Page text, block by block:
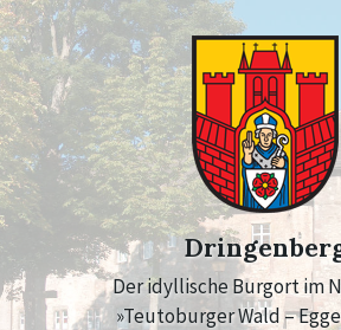
Skip
to
content
Skip
to
main
navigation
Skip
to
footer
Der idyllische Burgort im
»Teutoburger Wald –